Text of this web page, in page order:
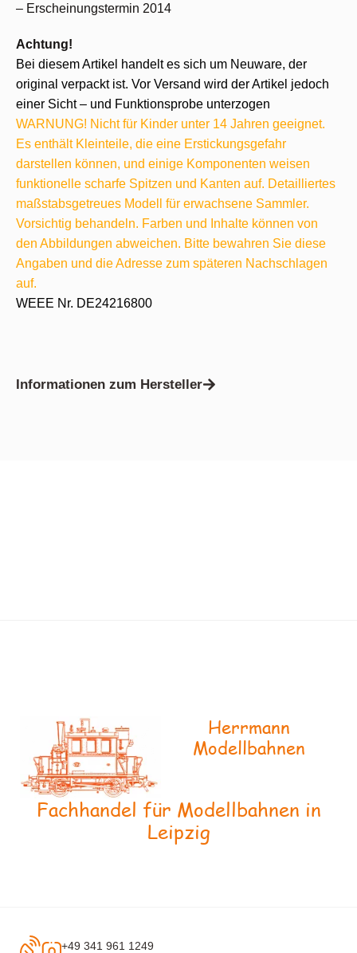
– Erscheinungstermin 2014
Achtung!
Bei diesem Artikel handelt es sich um Neuware, der
original verpackt ist. Vor Versand wird der Artikel jedoch
einer Sicht – und Funktionsprobe unterzogen
WARNUNG! Nicht für Kinder unter 14 Jahren geeignet.
Es enthält Kleinteile, die eine Erstickungsgefahr
darstellen können, und einige Komponenten weisen
funktionelle scharfe Spitzen und Kanten auf. Detailliertes
maßstabsgetreues Modell für erwachsene Sammler.
Vorsichtig behandeln. Farben und Inhalte können von
den Abbildungen abweichen. Bitte bewahren Sie diese
Angaben und die Adresse zum späteren Nachschlagen
auf.
WEEE Nr. DE24216800
Informationen zum Hersteller
Herrmann
Modellbahnen
Fachhandel für Modellbahnen in
Leipzig
+49 341 961 1249